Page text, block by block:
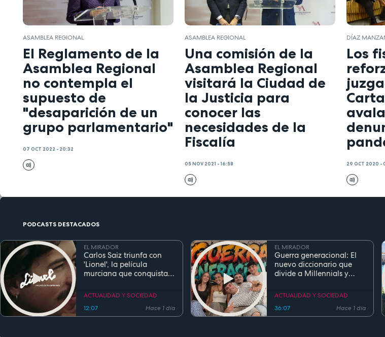
ASAMBLEA REGIONAL
El Reglamento de la
Asamblea Regional
no contempla el
supuesto de
"desaparición de un
grupo parlamentario"
07 OCT 2022 - 20:32
ASAMBLEA REGIONAL
Una comisión de la
Asamblea Regional
visitará la Ciudad de
la Justicia para
conocer las
necesidades de la
Fiscalía
05 NOV 2021 - 16:58
DÍAZ
Los
29 OCT 2020 -
PODCASTS DESTACADOS
EL MIRADOR
Carlos Saiz triunfa con
'Lionel', la película
murciana que conquista
estreno
ACTUALIDAD Y SOCIEDAD
12:07
Hace 1 día
EL MIRADOR
Guerra generacional: El
nuevo diccionario que
divide a Millennials y
ACTUALIDAD Y SOCIEDAD
36:07
Hace 1 día